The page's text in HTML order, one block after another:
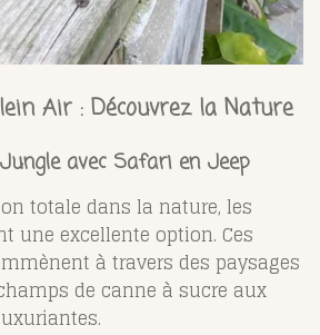
Air : Découvrez la Nature
avec Safari en Jeep
totale dans la nature, les
une excellente option. Ces
à travers des paysages
de canne à sucre aux